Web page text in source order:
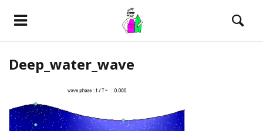
Deep_water_wave